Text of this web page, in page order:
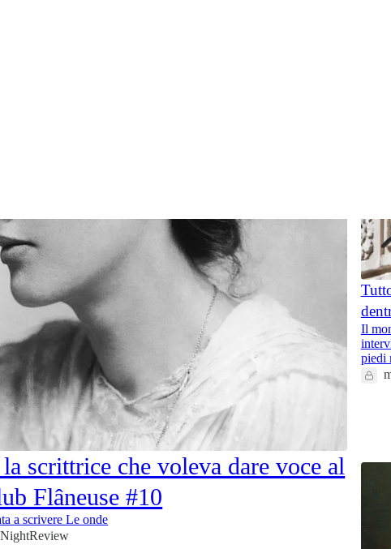
scrittrice che voleva dare voce al
Flâneuse #10
a scrivere Le onde
NightReview
Il
piedi